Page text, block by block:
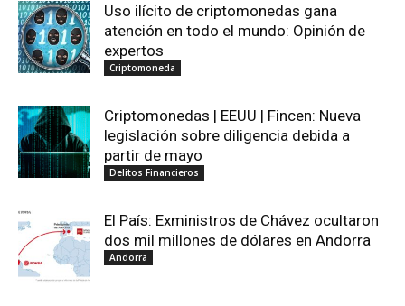
Uso ilícito de criptomonedas gana
atención en todo el mundo: Opinión de
expertos
Criptomoneda
Criptomonedas | EEUU | Fincen: Nueva
legislación sobre diligencia debida a
partir de mayo
Delitos Financieros
El País: Exministros de Chávez ocultaron
dos mil millones de dólares en Andorra
Andorra